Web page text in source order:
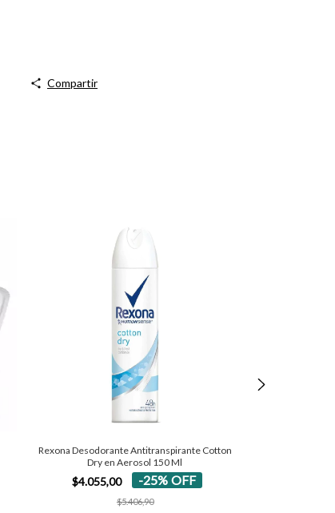
Compartir
Rexona Desodorante Antitranspirante Cotton
Dry en Aerosol 150 Ml
$4.055,00 -25%OFF
$5.406,90